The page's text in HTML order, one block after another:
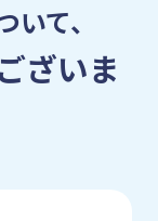
て、
ざいま